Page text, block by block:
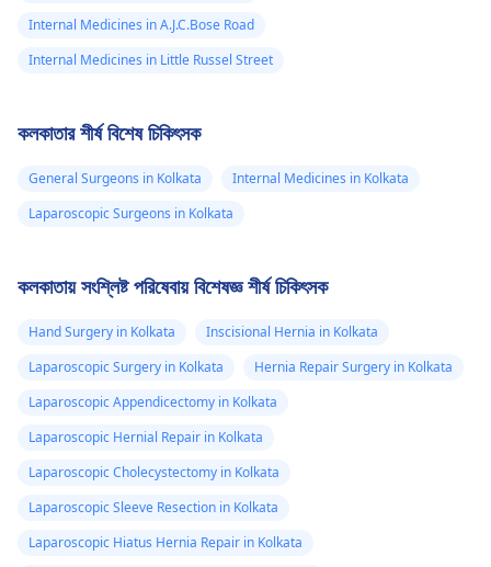
Internal Medicines in A.J.C.Bose Road
Internal Medicines in Little Russel Street
কলকাতার শীর্ষ বিশেষ চিকিৎসক
General Surgeons in Kolkata
Internal Medicines in Kolkata
Laparoscopic Surgeons in Kolkata
কলকাতায় সংশ্লিষ্ট পরিষেবায় বিশেষজ্ঞ শীর্ষ চিকিৎসক
Hand Surgery in Kolkata
Inscisional Hernia in Kolkata
Laparoscopic Surgery in Kolkata
Hernia Repair Surgery in Kolkata
Laparoscopic Appendicectomy in Kolkata
Laparoscopic Hernial Repair in Kolkata
Laparoscopic Cholecystectomy in Kolkata
Laparoscopic Sleeve Resection in Kolkata
Laparoscopic Hiatus Hernia Repair in Kolkata